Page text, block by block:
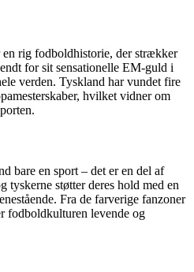
rig fodboldhistorie, der strækker
for sit sensationelle EM-guld i
verden. Tyskland har vundet fire
hvilket vidner om
bare en sport – det er en del af
tyskerne støtter deres hold med en
Fra de farverige fanzoner
fodboldkulturen levende og